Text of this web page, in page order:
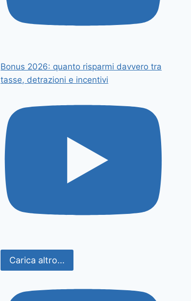
Bonus 2026: quanto risparmi davvero tra
tasse, detrazioni e incentivi
Carica altro...